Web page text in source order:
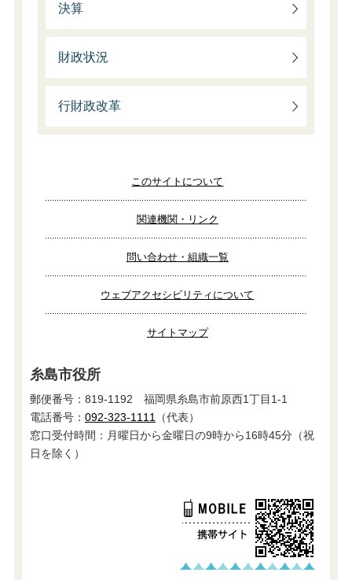
決算
財政状況
行財政改革
このサイトについて
関連機関・リンク
問い合わせ・組織一覧
ウェブアクセシビリティについて
サイトマップ
糸島市役所
郵便番号：819-1192 福岡県糸島市前原西1丁目1-1
電話番号： 092-323-1111
（代表）
窓口受付時間：月曜日から金曜日の9時から16時45分（祝
日を除く）